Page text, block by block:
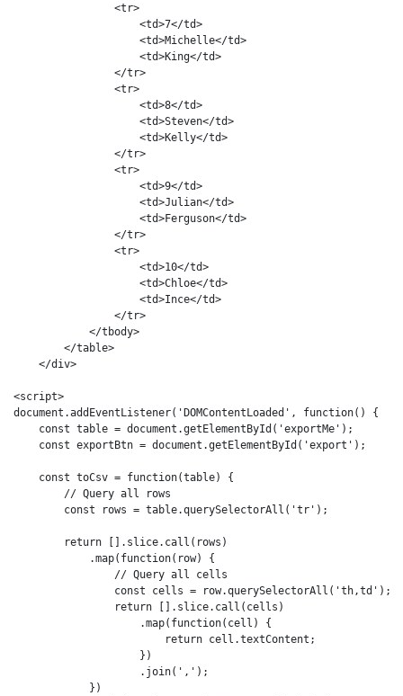
                <tr>
                    <td>7</td>
                    <td>Michelle</td>
                    <td>King</td>
                </tr>
                <tr>
                    <td>8</td>
                    <td>Steven</td>
                    <td>Kelly</td>
                </tr>
                <tr>
                    <td>9</td>
                    <td>Julian</td>
                    <td>Ferguson</td>
                </tr>
                <tr>
                    <td>10</td>
                    <td>Chloe</td>
                    <td>Ince</td>
                </tr>
            </tbody>
        </table>
    </div>
<script>
document.addEventListener('DOMContentLoaded', function() {
    const table = document.getElementById('exportMe');
    const exportBtn = document.getElementById('export');
    const toCsv = function(table) {
        // Query all rows
        const rows = table.querySelectorAll('tr');
        return [].slice.call(rows)
            .map(function(row) {
                // Query all cells
                const cells = row.querySelectorAll('th,td');
                return [].slice.call(cells)
                    .map(function(cell) {
                        return cell.textContent;
                    })
                    .join(',');
            })